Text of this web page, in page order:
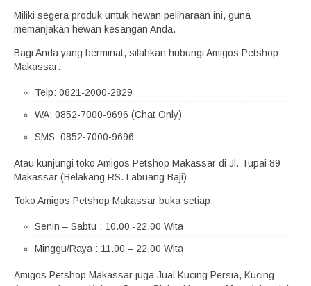
Miliki segera produk untuk hewan peliharaan ini, guna
memanjakan hewan kesangan Anda.
Bagi Anda yang berminat, silahkan hubungi Amigos Petshop
Makassar:
Telp: 0821-2000-2829
WA: 0852-7000-9696 (Chat Only)
SMS: 0852-7000-9696
Atau kunjungi toko Amigos Petshop Makassar di Jl. Tupai 89
Makassar (Belakang RS. Labuang Baji)
Toko Amigos Petshop Makassar buka setiap:
Senin – Sabtu : 10.00 -22.00 Wita
Minggu/Raya : 11.00 – 22.00 Wita
Amigos Petshop Makassar juga Jual Kucing Persia, Kucing